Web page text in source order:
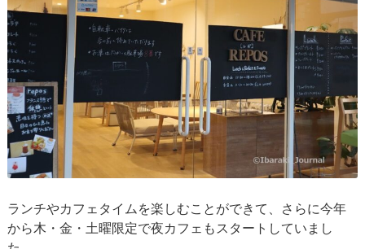
ランチやカフェタイムを楽しむことができて、さらに今年
から木・金・土曜限定で夜カフェもスタートしていまし